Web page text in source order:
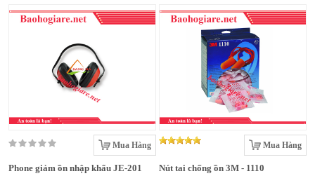
Mua Hàng
Phone giảm ồn nhập khẩu JE-201
Mua Hàng
Nút tai chống ồn 3M - 1110